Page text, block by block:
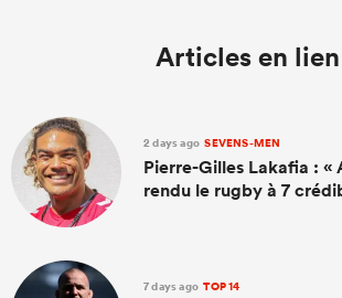
Articles en lien
2 days ago SEVENS-MEN
Pierre-Gilles Lakafia : «
rendu le rugby à 7
7 days ago TOP 14